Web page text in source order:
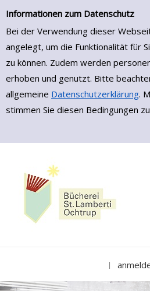
Erweiterte Suche
Informationen zum Datenschutz
Bei der Verwendung dieser
angelegt, um die Funktionalität für
zu können. Zudem werden
erhoben und genutzt. Bitte
allgemeine Datenschutzerklärung.
stimmen Sie diesen Bedingungen
Zur erweiterten Suche springen